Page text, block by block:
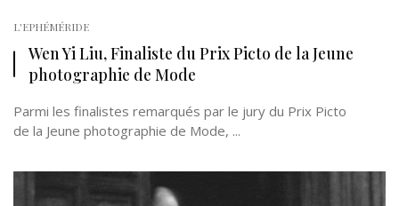
L'EPHÉMÉRIDE
Wen Yi Liu, Finaliste du Prix Picto de la Jeune
photographie de Mode
Parmi les finalistes remarqués par le jury du Prix Picto
de la Jeune photographie de Mode, ...